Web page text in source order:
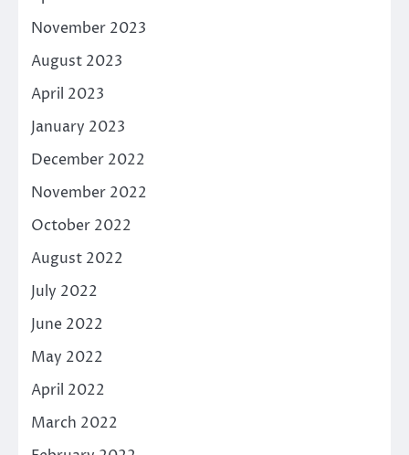
November 2023
August 2023
April 2023
January 2023
December 2022
November 2022
October 2022
August 2022
July 2022
June 2022
May 2022
April 2022
March 2022